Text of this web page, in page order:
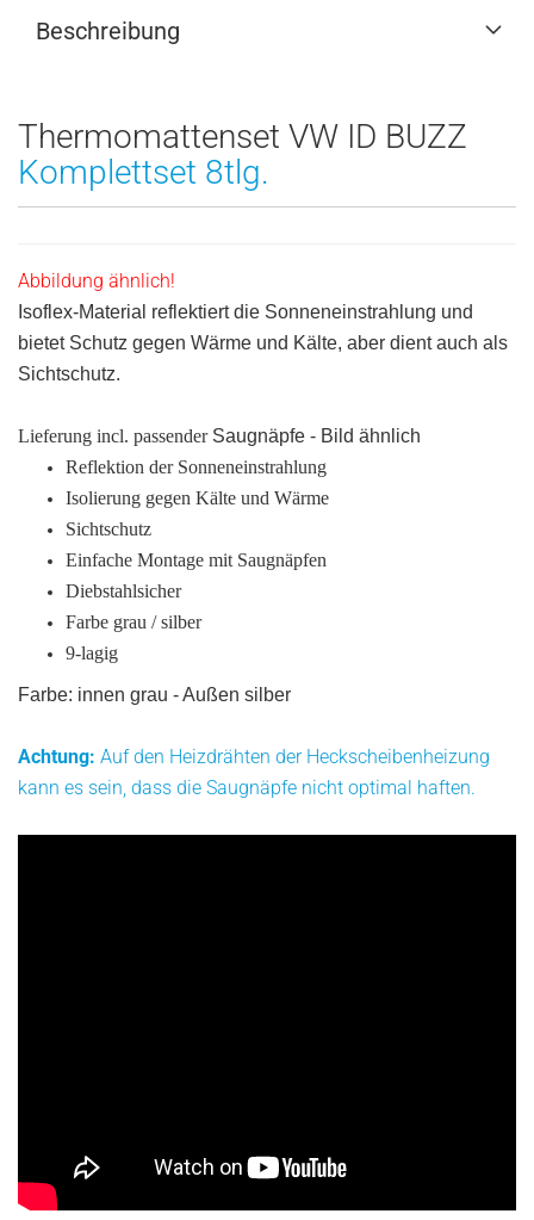
Beschreibung
Thermomattenset VW ID BUZZ
Komplettset 8tlg.
Abbildung ähnlich!
Isoflex-Material reflektiert die Sonneneinstrahlung und
bietet Schutz gegen Wärme und Kälte, aber dient auch als
Sichtschutz.
Lieferung incl. passender Saugnäpfe - Bild ähnlich
Reflektion der Sonneneinstrahlung
Isolierung gegen Kälte und Wärme
Sichtschutz
Einfache Montage mit Saugnäpfen
Diebstahlsicher
Farbe grau / silber
9-lagig
Farbe: innen grau - Außen silber
Achtung: Auf den Heizdrähten der Heckscheibenheizung
kann es sein, dass die Saugnäpfe nicht optimal haften.